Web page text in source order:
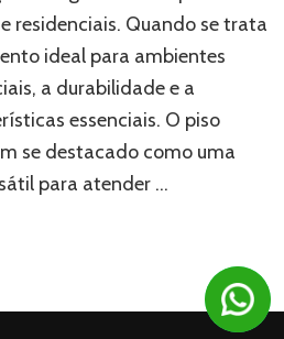
residenciais. Quando se trata
ideal para ambientes
a durabilidade e a
essenciais. O piso
se destacado como uma
para atender …